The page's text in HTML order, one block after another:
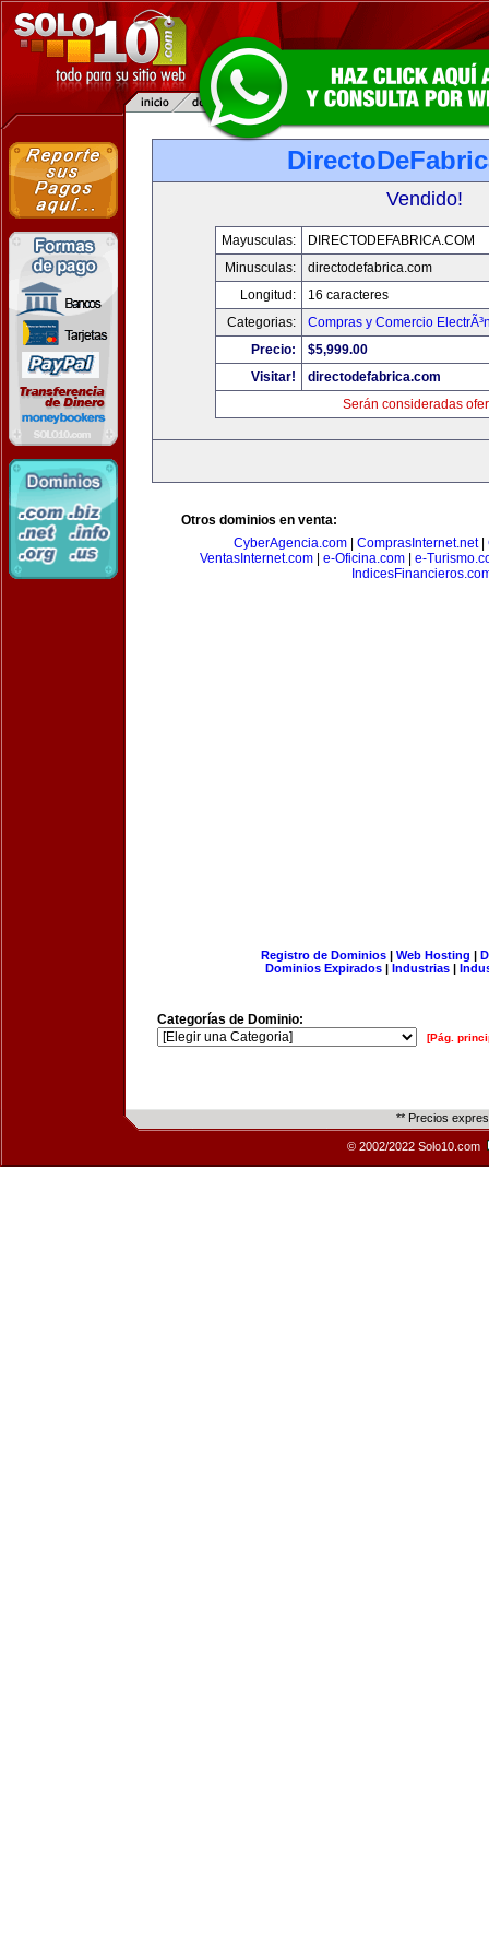
Vendido!
Mayusculas:
DIRECTODEFABRICA.COM
Minusculas:
directodefabrica.com
Longitud:
16 caracteres
Categorias:
Compras y Comercio
Precio:
$5,999.00
Visitar!
directodefabrica.com
Serán consideradas
Otros dominios en venta:
CyberAgencia.com| ComprasInternet.net|
VentasInternet.com
e-Oficina.com
e-
Registro de Dominios| Web Hosting |
Dominios Expirados | Industrias |
Categorías de Dominio:
[Pág.
** Precios
© 2002/2022 Solo10.com